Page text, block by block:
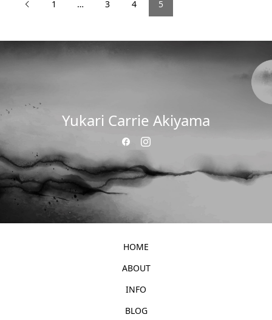
 1 … 3 4 5
Yukari Carrie Akiyama
HOME
ABOUT
INFO
BLOG